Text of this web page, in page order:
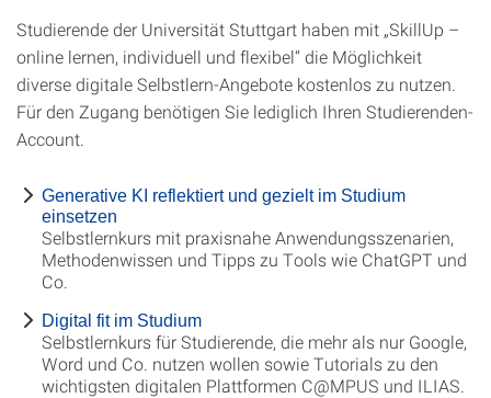
Studierende der Universität Stuttgart haben mit „SkillUp –
online lernen, individuell und flexibel“ die Möglichkeit
diverse digitale Selbstlern-Angebote kostenlos zu nutzen.
Für den Zugang benötigen Sie lediglich Ihren Studierenden-
Account.
Generative KI reflektiert und gezielt im Studium
einsetzen
Selbstlernkurs mit praxisnahe Anwendungsszenarien,
Methodenwissen und Tipps zu Tools wie ChatGPT und
Co.
Digital fit im Studium
Selbstlernkurs für Studierende, die mehr als nur Google,
Word und Co. nutzen wollen sowie Tutorials zu den
wichtigsten digitalen Plattformen C@MPUS und ILIAS.